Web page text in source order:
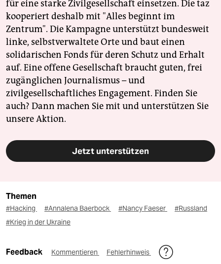
für eine starke Zivilgesellschaft einsetzen. Die taz
kooperiert deshalb mit "Alles beginnt im
Zentrum". Die Kampagne unterstützt bundesweit
linke, selbstverwaltete Orte und baut einen
solidarischen Fonds für deren Schutz und Erhalt
auf. Eine offene Gesellschaft braucht guten, frei
zugänglichen Journalismus – und
zivilgesellschaftliches Engagement. Finden Sie
auch? Dann machen Sie mit und unterstützen Sie
unsere Aktion.
Jetzt unterstützen
Themen
#Hacking #Annalena Baerbock #Nancy Faeser
#Russland
#Krieg in der Ukraine
Feedback Kommentieren Fehlerhinweis